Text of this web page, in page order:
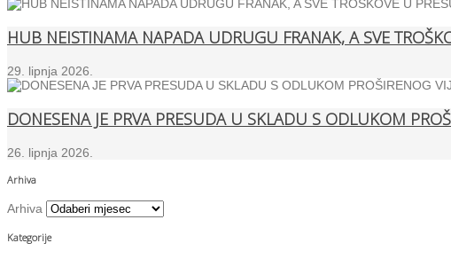
HUB NEISTINAMA NAPADA UDRUGU FRANAK, A SVE
29. lipnja 2026.
DONESENA JE PRVA PRESUDA U SKLADU S ODLUKOM
26. lipnja 2026.
Arhiva
Arhiva
Kategorije